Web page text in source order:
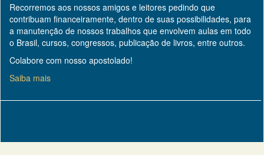
Recorremos aos nossos amigos e leitores pedindo que
contribuam financeiramente, dentro de suas possibilidades, para
a manutenção de nossos trabalhos que envolvem aulas em todo
o Brasil, cursos, congressos, publicação de livros, entre outros.
Colabore com nosso apostolado!
Saiba mais